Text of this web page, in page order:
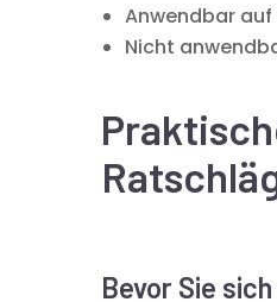
Anwendbar auf
Nicht
Bevor Sie